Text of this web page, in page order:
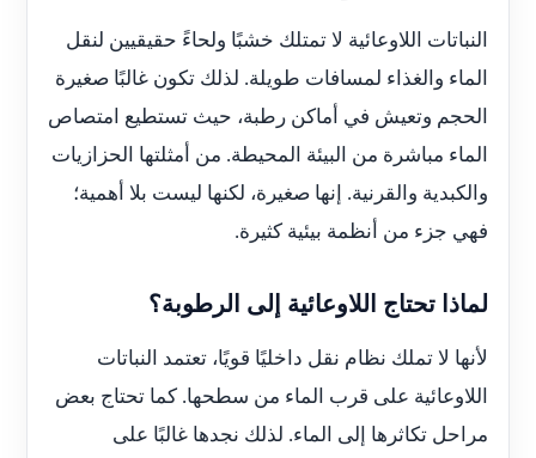
النباتات اللاوعائية لا تمتلك خشبًا ولحاءً حقيقيين لنقل
الماء والغذاء لمسافات طويلة. لذلك تكون غالبًا صغيرة
الحجم وتعيش في أماكن رطبة، حيث تستطيع امتصاص
الماء مباشرة من البيئة المحيطة. من أمثلتها الحزازيات
والكبدية والقرنية. إنها صغيرة، لكنها ليست بلا أهمية؛
فهي جزء من أنظمة بيئية كثيرة.
لماذا تحتاج اللاوعائية إلى الرطوبة؟
لأنها لا تملك نظام نقل داخليًا قويًا، تعتمد النباتات
اللاوعائية على قرب الماء من سطحها. كما تحتاج بعض
مراحل تكاثرها إلى الماء. لذلك نجدها غالبًا على